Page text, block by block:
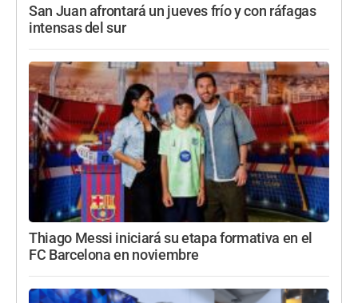
San Juan afrontará un jueves frío y con ráfagas
intensas del sur
Thiago Messi iniciará su etapa formativa en el
FC Barcelona en noviembre